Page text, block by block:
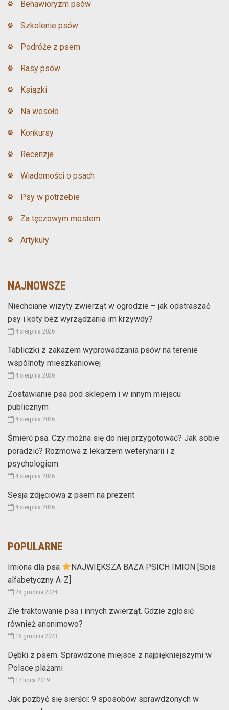
Behawioryzm psów
Szkolenie psów
Podróże z psem
Rasy psów
Książki
Na wesoło
Konkursy
Recenzje
Wiadomości o psach
Psy w potrzebie
Za tęczowym mostem
Artykuły
NAJNOWSZE
Niechciane wizyty zwierząt w ogrodzie – jak odstraszać
psy i koty bez wyrządzania im krzywdy?
4 sierpnia 2026
Tabliczki z zakazem wyprowadzania psów na terenie
wspólnoty mieszkaniowej
4 sierpnia 2026
Zostawianie psa pod sklepem i w innym miejscu
publicznym
4 sierpnia 2026
Śmierć psa. Czy można się do niej przygotować? Jak sobie
poradzić? Rozmowa z lekarzem weterynarii i z
psychologiem
4 sierpnia 2026
Sesja zdjęciowa z psem na prezent
4 sierpnia 2026
POPULARNE
Imiona dla psa
NAJWIĘKSZA BAZA PSICH IMION [Spis
alfabetyczny A-Z]
28 grudnia 2024
Złe traktowanie psa i innych zwierząt. Gdzie zgłosić
również anonimowo?
16 grudnia 2023
Dębki z psem. Sprawdzone miejsce z najpiękniejszymi w
Polsce plażami
17 lipca 2019
Jak pozbyć się sierści: 9 sposobów sprawdzonych w